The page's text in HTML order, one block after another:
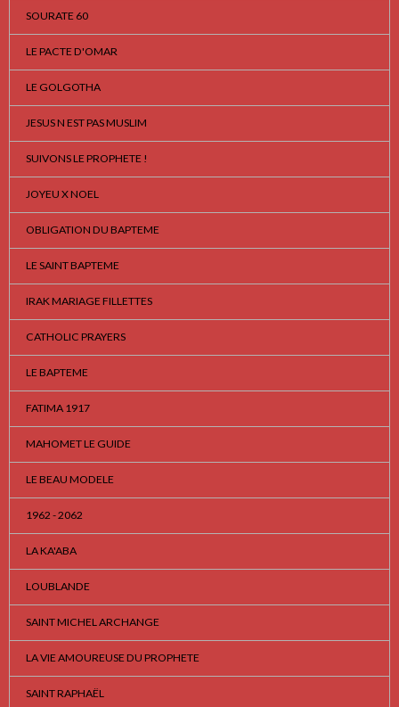
SOURATE 60
LE PACTE D'OMAR
LE GOLGOTHA
JESUS N EST PAS MUSLIM
SUIVONS LE PROPHETE !
JOYEU X NOEL
OBLIGATION DU BAPTEME
LE SAINT BAPTEME
IRAK MARIAGE FILLETTES
CATHOLIC PRAYERS
LE BAPTEME
FATIMA 1917
MAHOMET LE GUIDE
LE BEAU MODELE
1962 - 2062
LA KA'ABA
LOUBLANDE
SAINT MICHEL ARCHANGE
LA VIE AMOUREUSE DU PROPHETE
SAINT RAPHAËL